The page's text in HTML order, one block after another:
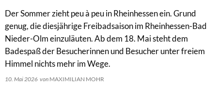
Der Sommer zieht peu à peu in Rheinhessen ein. Grund
genug, die diesjährige Freibadsaison im Rheinhessen-Bad
Nieder-Olm einzuläuten. Ab dem 18. Mai steht dem
Badespaß der Besucherinnen und Besucher unter freiem
Himmel nichts mehr im Wege.
10. Mai 2026 von MAXIMILIAN MOHR